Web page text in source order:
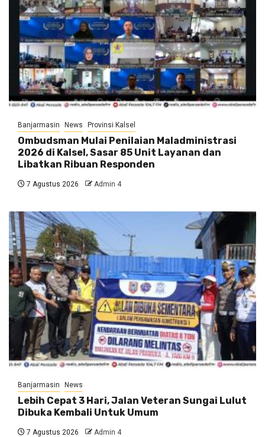
Banjarmasin News Provinsi Kalsel
Ombudsman Mulai Penilaian Maladministrasi
2026 di Kalsel, Sasar 85 Unit Layanan dan
Libatkan Ribuan Responden
7 Agustus 2026 Admin 4
Banjarmasin News
Lebih Cepat 3 Hari, Jalan Veteran Sungai Lulut
Dibuka Kembali Untuk Umum
7 Agustus 2026 Admin 4